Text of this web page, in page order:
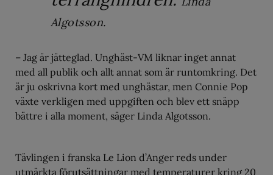
Algotsson.
– Jag är jätteglad. Unghäst-VM liknar inget annat
med all publik och allt annat som är runtomkring. Det
är ju oskrivna kort med unghästar, men Connie Pop
växte verkligen med uppgiften och blev ett snäpp
bättre i alla moment, säger Linda Algotsson.
Tävlingen i franska Le Lion d’Anger reds under
utmärkta förutsättningar med temperaturer kring 20